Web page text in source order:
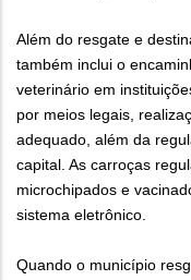
Além do resgate e
também inclui o
veterinário em
por meios legais,
adequado, além da
capital. As carroças
microchipados e
sistema eletrônico.
Quando o município